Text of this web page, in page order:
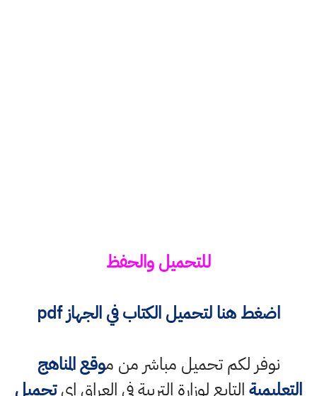
للتحميل والحفظ
اضغط هنالتحميل الكتاب في الجهاز pdf
نوفر لكم تحميل مباشر من موقع المناهج
التعليميةالتابع لوزارة التربية في العراق ايتحميل